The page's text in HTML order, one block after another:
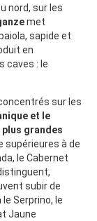
nord, sur les
met
sapide et
en
caves : le
sur les
et le
grandes
supérieures à de
le Cabernet
subir de
Serprino, le
Jaune